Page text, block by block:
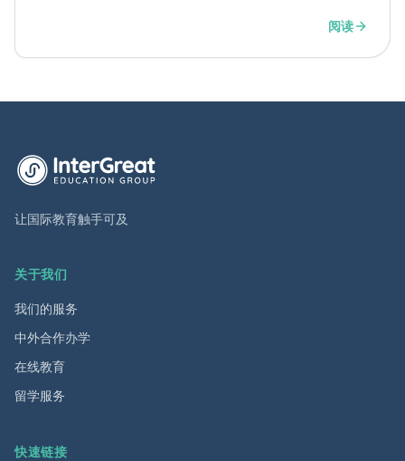
生提升学术竞争力与全球视野，并有机会获得官方结业证书
阅读
英萃国际教育集团首页
让国际教育触手可及
关于我们
我们的服务
中外合作办学
在线教育
留学服务
快速链接